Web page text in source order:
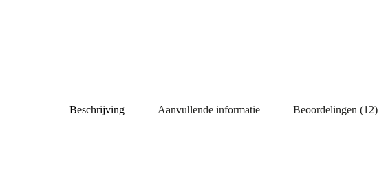
Beschrijving Aanvullende informatie Beoordelingen (12)